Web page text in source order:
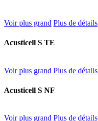
Voir plus grand Plus de détails
Acusticell S TE
Voir plus grand Plus de détails
Acusticell S NF
Voir plus grand Plus de détails